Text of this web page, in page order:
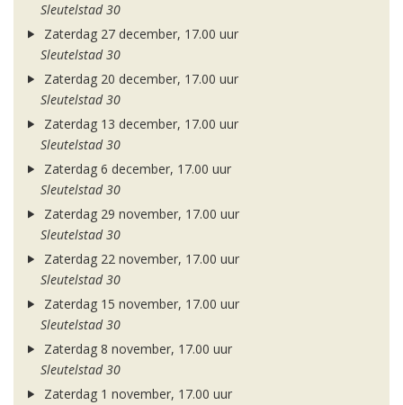
Sleutelstad 30
Zaterdag 27 december, 17.00 uur
Sleutelstad 30
Zaterdag 20 december, 17.00 uur
Sleutelstad 30
Zaterdag 13 december, 17.00 uur
Sleutelstad 30
Zaterdag 6 december, 17.00 uur
Sleutelstad 30
Zaterdag 29 november, 17.00 uur
Sleutelstad 30
Zaterdag 22 november, 17.00 uur
Sleutelstad 30
Zaterdag 15 november, 17.00 uur
Sleutelstad 30
Zaterdag 8 november, 17.00 uur
Sleutelstad 30
Zaterdag 1 november, 17.00 uur